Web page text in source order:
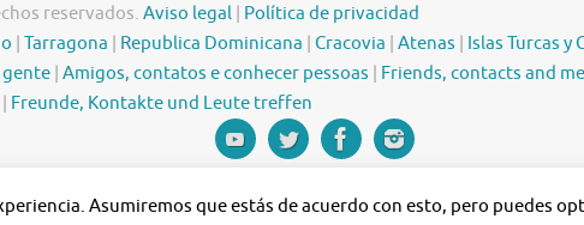
reservados. Aviso legal | Política de privacidad
| Tarragona | Republica Dominicana | Cracovia | Atenas | Islas Turcas y
| Amigos, contatos e conhecer pessoas | Friends, contacts and
| Freunde, Kontakte und Leute treffen
Asumiremos que estás de acuerdo con esto, pero puedes